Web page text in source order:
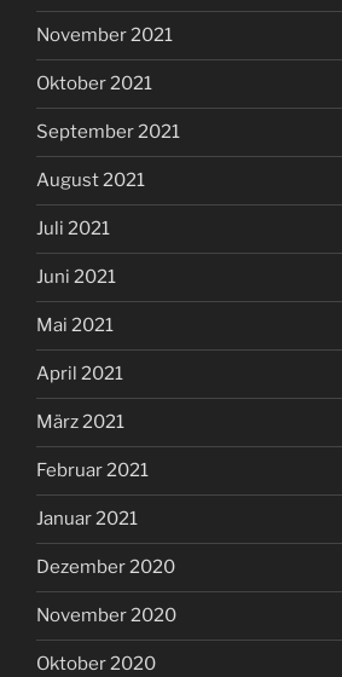
November 2021
Oktober 2021
September 2021
August 2021
Juli 2021
Juni 2021
Mai 2021
April 2021
März 2021
Februar 2021
Januar 2021
Dezember 2020
November 2020
Oktober 2020